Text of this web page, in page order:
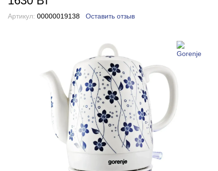
Артикул: 00000019138 Оставить отзыв